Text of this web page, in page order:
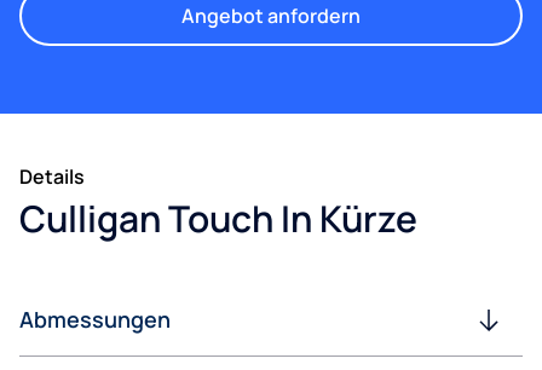
Angebot anfordern
Details
Culligan Touch In Kürze
Abmessungen